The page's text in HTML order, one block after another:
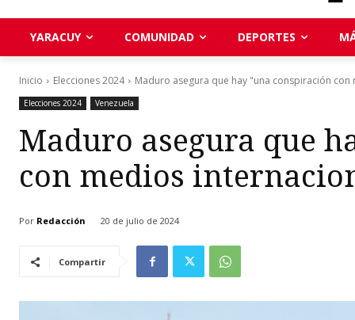
YARACUY COMUNIDAD DEPORTES
Inicio Elecciones 2024 Maduro asegura que hay "una conspiración
Elecciones 2024 Venezuela
Maduro asegura que
con medios
Por Redacción 20 de julio de 2024
Compartir